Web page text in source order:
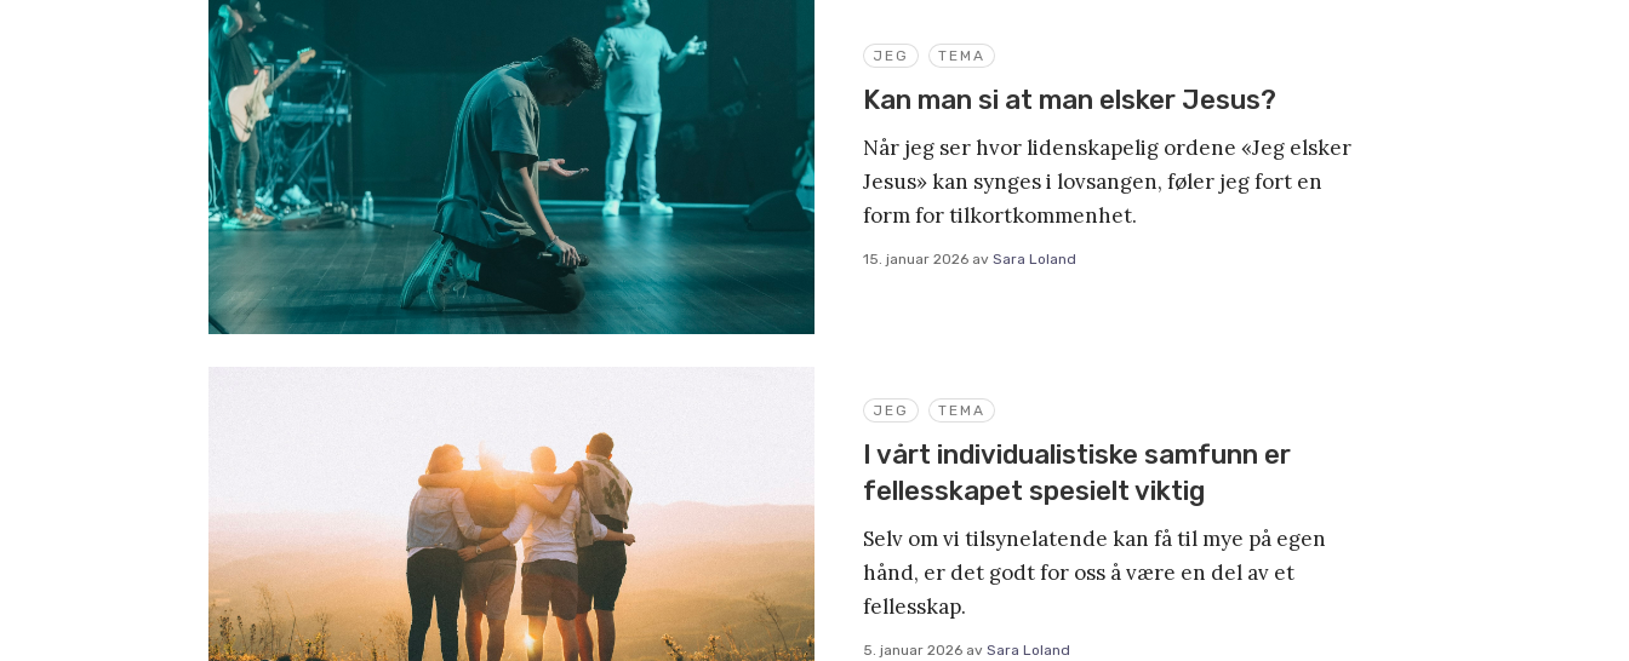
JEG TEMA
Kan man si at man elsker Jesus?
Når jeg ser hvor lidenskapelig ordene «Jeg elsker
Jesus» kan synges i lovsangen, føler jeg fort en
form for tilkortkommenhet.
15. januar 2026 av Sara Loland
JEG TEMA
I vårt individualistiske samfunn er
fellesskapet spesielt viktig
Selv om vi tilsynelatende kan få til mye på egen
hånd, er det godt for oss å være en del av et
fellesskap.
5. januar 2026 av Sara Loland